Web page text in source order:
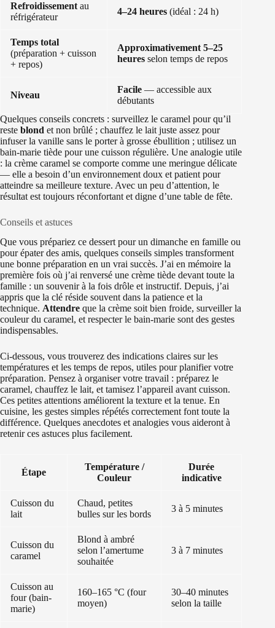
Refroidissement au
réfrigérateur
4–24 heures (idéal : 24 h)
Temps total
(préparation + cuisson
+ repos)
Approximativement 5–25
heures selon temps de repos
Niveau
Facile — accessible aux
débutants
Quelques conseils concrets : surveillez le caramel pour qu’il
reste blond et non brûlé ; chauffez le lait juste assez pour
infuser la vanille sans le porter à grosse ébullition ; utilisez un
bain-marie tiède pour une cuisson régulière. Une analogie utile
: la crème caramel se comporte comme une meringue délicate
— elle a besoin d’un environnement doux et patient pour
atteindre sa meilleure texture. Avec un peu d’attention, le
résultat est toujours réconfortant et digne d’une table de fête.
Conseils et astuces
Que vous prépariez ce dessert pour un dimanche en famille ou
pour épater des amis, quelques conseils simples transforment
une bonne préparation en un vrai succès. J’ai en mémoire la
première fois où j’ai renversé une crème tiède devant toute la
famille : un souvenir à la fois drôle et instructif. Depuis, j’ai
appris que la clé réside souvent dans la patience et la
technique. Attendre que la crème soit bien froide, surveiller la
couleur du caramel, et respecter le bain-marie sont des gestes
indispensables.
Ci-dessous, vous trouverez des indications claires sur les
températures et les temps de repos, utiles pour planifier votre
préparation. Pensez à organiser votre travail : préparez le
caramel, chauffez le lait, et tamisez l’appareil avant cuisson.
Ces petites attentions améliorent la texture et la tenue. En
cuisine, les gestes simples répétés correctement font toute la
différence. Quelques anecdotes et analogies vous aideront à
retenir ces astuces plus facilement.
Étape
Température /
Couleur
Durée
indicative
Cuisson du
lait
Chaud, petites
bulles sur les bords
3 à 5 minutes
Cuisson du
caramel
Blond à ambré
selon l’amertume
souhaitée
3 à 7 minutes
Cuisson au
four (bain-
marie)
160–165 °C (four
moyen)
30–40 minutes
selon la taille